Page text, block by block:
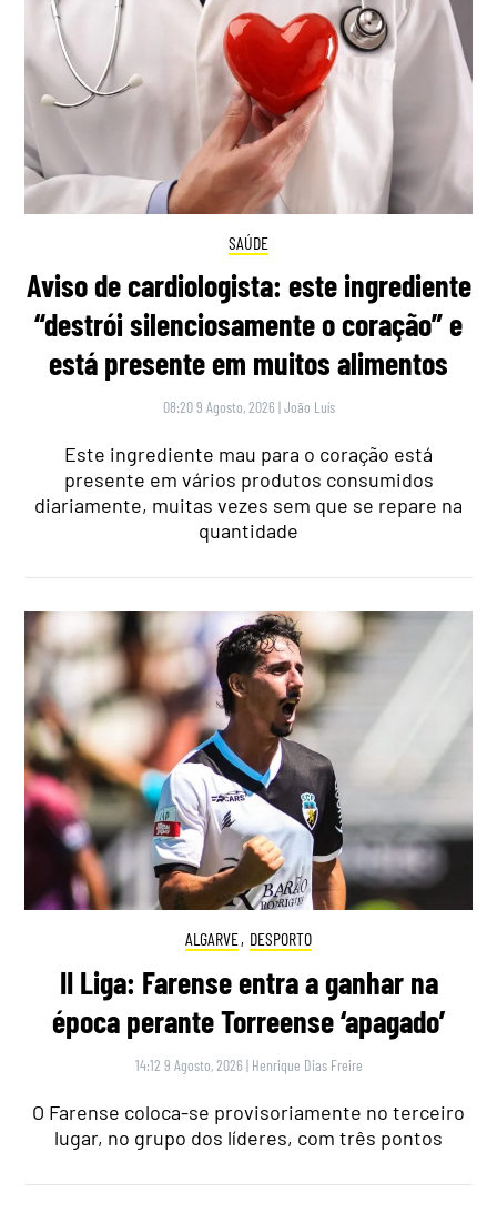
SAÚDE
Aviso de cardiologista: este ingrediente
“destrói silenciosamente o coração” e
está presente em muitos alimentos
08:20 9 Agosto, 2026 |João Luís
Este ingrediente mau para o coração está
presente em vários produtos consumidos
diariamente, muitas vezes sem que se repare na
quantidade
ALGARVE, DESPORTO
II Liga: Farense entra a ganhar na
época perante Torreense ‘apagado’
14:12 9 Agosto, 2026 | Henrique Dias Freire
O Farense coloca-se provisoriamente no terceiro
lugar, no grupo dos líderes, com três pontos